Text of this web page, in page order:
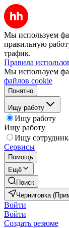
Мы используем
правильную
трафик.
Правила
Мы используем
файлов cookie
Понятно
Ищу работу
Ищу работу
Ищу работу
Ищу
Сервисы
Помощь
Ещё
Поиск
Черниговка
Войти
Войти
Создать резюме